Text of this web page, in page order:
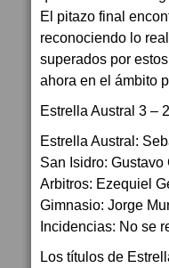
El pitazo final
reconociendo lo
superados por
ahora en el ámbito
Estrella Austral 3 –
Estrella Austral:
San Isidro:
Arbitros: Ezequiel
Gimnasio: Jorge
Incidencias: No se
Los títulos de